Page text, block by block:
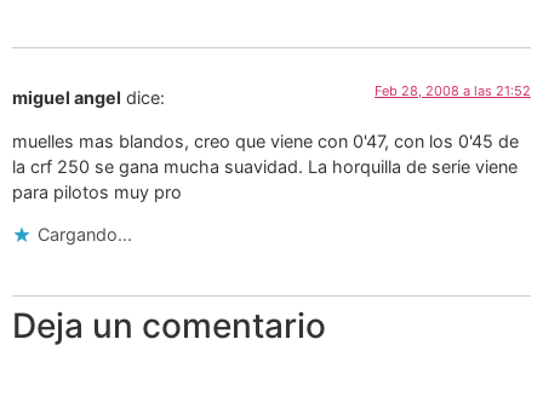
miguel angel dice: Feb 28, 2008 a las 21:52
muelles mas blandos, creo que viene con 0'47, con los 0'45 de
la crf 250 se gana mucha suavidad. La horquilla de serie viene
para pilotos muy pro
Cargando...
Deja un comentario